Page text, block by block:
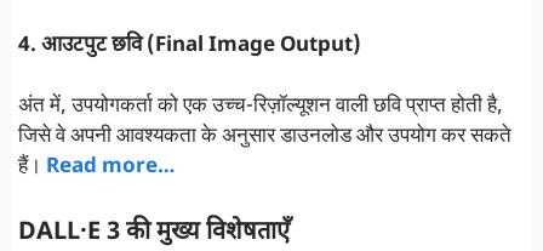
4. आउटपुट छवि (Final Image Output)
अंत में, उपयोगकर्ता को एक उच्च-रिज़ॉल्यूशन वाली छवि प्राप्त होती है,
जिसे वे अपनी आवश्यकता के अनुसार डाउनलोड और उपयोग कर सकते
हैं। Read more…
DALL·E 3 की मुख्य विशेषताएँ